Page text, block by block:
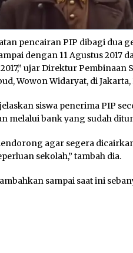
pencairan PIP dibagi dua
dengan 11 Agustus 2017
ujar Direktur
Wowon Widaryat, di Jakarta,
siswa penerima PIP
melalui bank yang sudah
agar segera
sekolah,” tambah dia.
sampai saat ini